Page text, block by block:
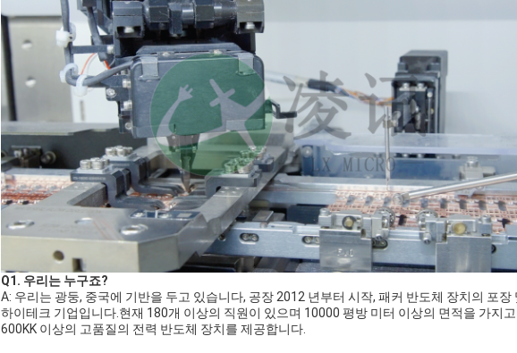
Q1. 우리는 누구죠?
A: 우리는 광둥, 중국에 기반을 두고 있습니다, 공장 2012 년부터 시작, 패커 반도체 장치의 포
하이테크 기업입니다.현재 180개 이상의 직원이 있으며 10000 평방 미터 이상의 면적을 가지
600KK 이상의 고품질의 전력 반도체 장치를 제공합니다.